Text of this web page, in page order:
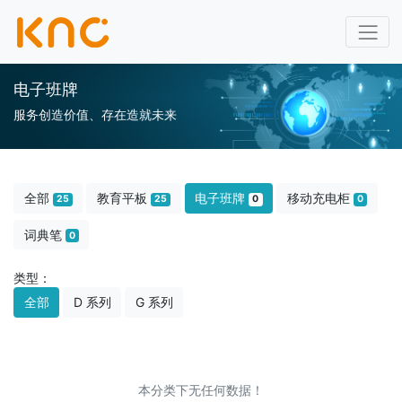
电子班牌
服务创造价值、存在造就未来
全部 25 教育平板 25 电子班牌 0 移动充电柜 0
词典笔 0
类型：
全部
D 系列 G 系列
本分类下无任何数据！